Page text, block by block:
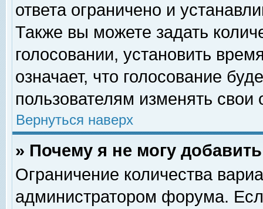
ответа ограничено и
Также вы можете задать
голосовании, установить
означает, что голосование
пользователям изменять свои
Вернуться наверх
» Почему я не могу
Ограничение количества
администратором форума.